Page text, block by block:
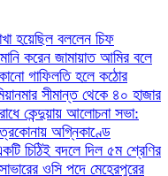
হয়েছিল বললেন চিফ
করেন জামায়াত আমির বলে
গাফিলতি হলে কঠোর
সীমান্ত থেকে ৪০ হাজার
কেন্দুয়ায় আলোচনা সভা:
অগ্নিকাণ্ডে
চিঠিই বদলে দিল ৫ম শ্রেণির
ওসি পদে মেহেরপুরের